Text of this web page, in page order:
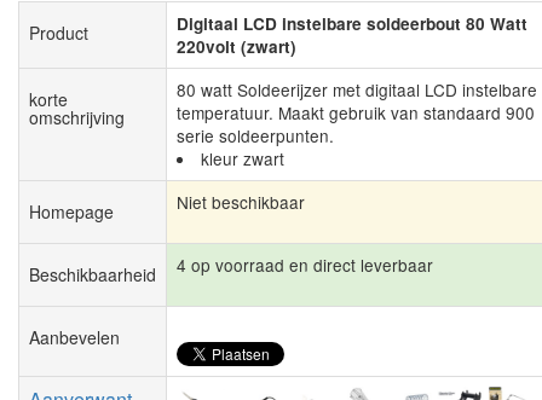
Product
Digitaal LCD instelbare soldeerbout 80 Watt
220volt (zwart)
korte
omschrijving
80 watt Soldeerijzer met digitaal LCD instelbare
temperatuur. Maakt gebruik van standaard 900
serie soldeerpunten.
kleur zwart
Homepage Niet beschikbaar
Beschikbaarheid 4 op voorraad en direct leverbaar
Aanbevelen